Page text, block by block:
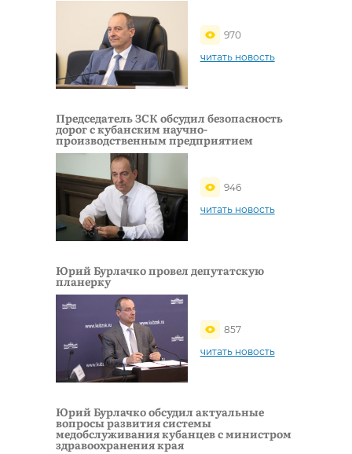
970
читать новость
Председатель ЗСК обсудил безопасность
дорог с кубанским научно-
производственным предприятием
946
читать новость
Юрий Бурлачко провел депутатскую
планерку
857
читать новость
Юрий Бурлачко обсудил актуальные
вопросы развития системы
медобслуживания кубанцев с министром
здравоохранения края